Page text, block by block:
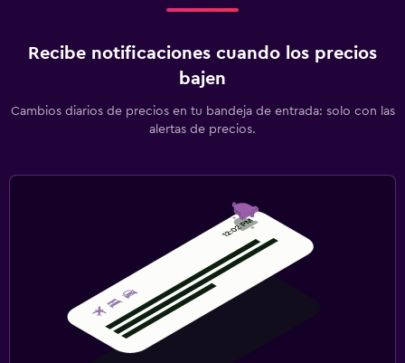
Recibe notificaciones cuando los precios
bajen
Cambios diarios de precios en tu bandeja de entrada: solo con las
alertas de precios.